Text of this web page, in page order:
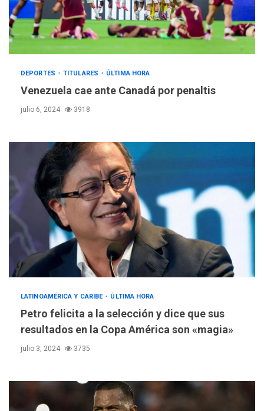
DEPORTES TITULARES ÚLTIMA HORA
Venezuela cae ante Canadá por penaltis
julio 6, 2024 3918
LATINOAMÉRICA Y CARIBE ÚLTIMA HORA
Petro felicita a la selección y dice que sus
resultados en la Copa América son «magia»
julio 3, 2024 3735